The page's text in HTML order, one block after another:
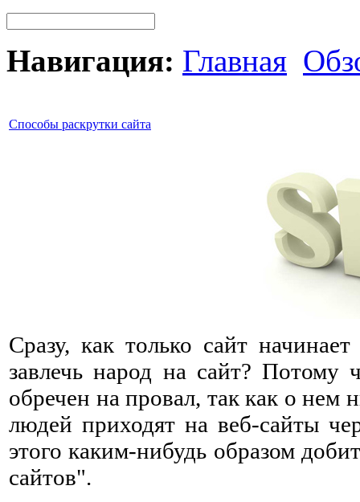
Навигация: Главная
Способы раскрутки сайта
Сразу, как только сайт
завлечь народ на сайт? Потому
обречен на провал, так как о нем
людей приходят на веб-сайты
этого каким-нибудь образом
сайтов".